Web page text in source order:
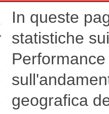
In queste
statistiche
geografica